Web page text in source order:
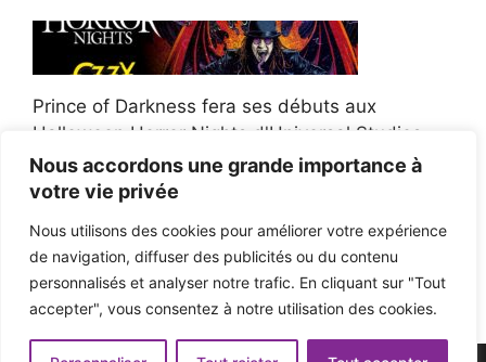
Nous accordons une grande importance à
votre vie privée
Nous utilisons des cookies pour améliorer votre expérience
de navigation, diffuser des publicités ou du contenu
personnalisés et analyser notre trafic. En cliquant sur "Tout
accepter", vous consentez à notre utilisation des cookies.
Prince of Darkness fera ses débuts aux
Halloween Horror Nights d'Universal Studios
Afroman poursuit un policier de l'Ohio après la
victoire du jury en diffamation